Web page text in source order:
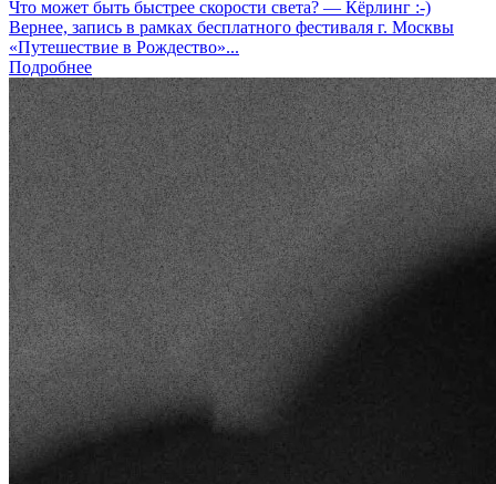
Что может быть быстрее скорости света? — Кёрлинг :-)
Вернее, запись в рамках бесплатного фестиваля г. Москвы
«Путешествие в Рождество»...
Подробнее